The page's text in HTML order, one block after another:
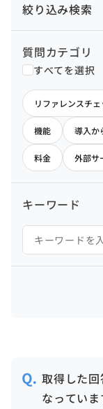
絞り込み検索
質問カテゴリ
すべてを選択
リファレンスチ
機能 導入か
料金 外部サ
キーワード
取得した
なっていま